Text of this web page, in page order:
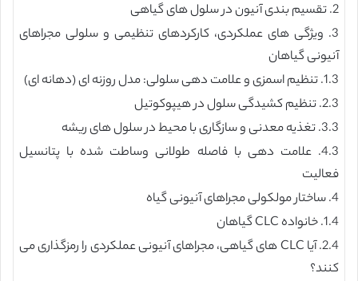
2. تقسیم بندی آنیون در سلول های گیاهی
3. ویژگی های عملکردی، کارکردهای تنظیمی و سلولی مجراهای
آنیونی گیاهان
1.3. تنظیم اسمزی و علامت دهی سلولی: مدل روزنه ای (دهانه ای)
2.3. تنظیم کشیدگی سلول در هیپوکوتیل
3.3. تغذیه معدنی و سازگاری با محیط در سلول های ریشه
4.3. علامت دهی با فاصله طولانی وساطت شده با پتانسیل
فعالیت
4. ساختار مولکولی مجراهای آنیونی گیاه
1.4. خانواده CLC گیاهان
2.4. آیا CLC های گیاهی، مجراهای آنیونی عملکردی را رمزگذاری می
کنند؟